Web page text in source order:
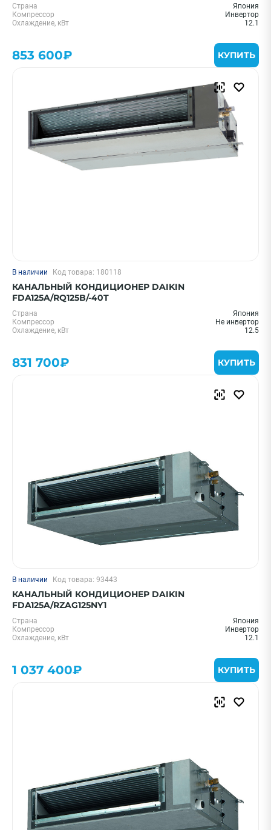
Страна
Япония
Компрессор
Инвертор
Охлаждение, кВт
12.1
853 600₽ КУПИТЬ
В наличии Код товара: 180118
КАНАЛЬНЫЙ КОНДИЦИОНЕР DAIKIN
FDA125A/RQ125B/-40T
Страна
Япония
Компрессор
Не инвертор
Охлаждение, кВт
12.5
831 700₽ КУПИТЬ
В наличии Код товара: 93443
КАНАЛЬНЫЙ КОНДИЦИОНЕР DAIKIN
FDA125A/RZAG125NY1
Страна
Япония
Компрессор
Инвертор
Охлаждение, кВт
12.1
1 037 400₽ КУПИТЬ